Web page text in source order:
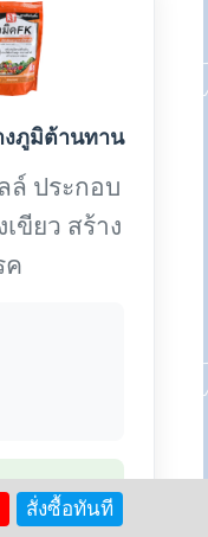
งภูมิต้านทาน
ล์ ประกอบ
ขียว สร้าง
ค
ซิงค์ ทำให้ใบ
กว่าใช้เดี่ยว ผสม
สั่งซื้อทันที